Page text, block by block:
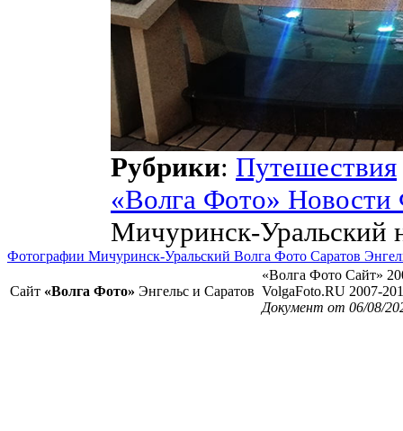
Рубрики: Путешествия
«Волга Фото» Новости
Мичуринск-Уральский
Фотографии Мичуринск-Уральский Волга Фото Саратов
Сайт «Волга Фото» Энгельс и Саратов
«Волга Фото Сайт»
VolgaFoto.RU 2007-
Документ от 06/08/